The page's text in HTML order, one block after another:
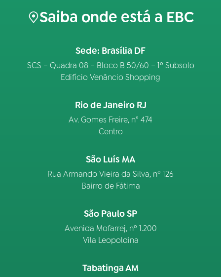
Saiba onde está a EBC
Sede: Brasília DF
SCS – Quadra 08 – Bloco B 50/60 – 1º Subsolo
Edifício Venâncio Shopping
Rio de Janeiro RJ
Av. Gomes Freire, n° 474
Centro
São Luís MA
Rua Armando Vieira da Silva, nº 126
Bairro de Fátima
São Paulo SP
Avenida Mofarrej, nº 1.200
Vila Leopoldina
Tabatinga AM